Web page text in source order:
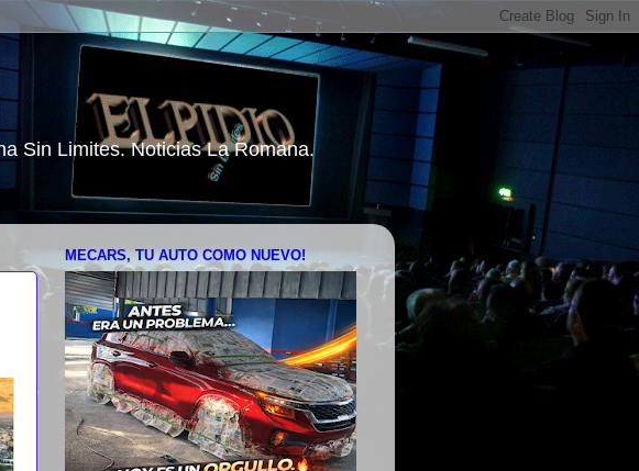
Sin Limites. Noticias La Romana.
MECARS, TU AUTO COMO NUEVO!